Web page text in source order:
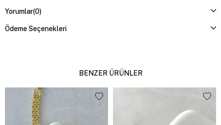
Yorumlar(0)
Ödeme Seçenekleri
BENZER ÜRÜNLER